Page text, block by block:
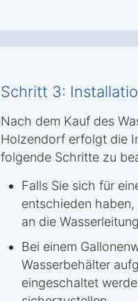
Schritt 3:
Nach dem Kauf des
Holzendorf erfolgt die
folgende Schritte zu
Falls Sie sich für
entschieden
an die
Bei einem
Wasserbehälter
eingeschaltet